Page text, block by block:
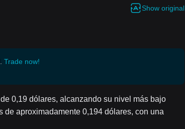
Show original
Trade now!
0,19 dólares, alcanzando su nivel más bajo
de aproximadamente 0,194 dólares, con una